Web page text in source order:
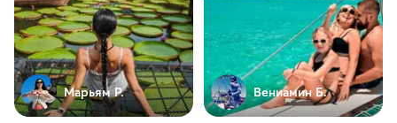
Марьям Р. Вениамин Б.